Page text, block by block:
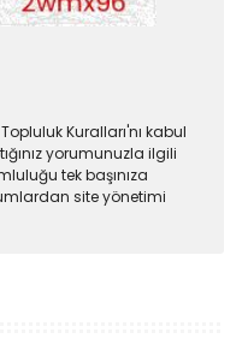
Kuralları'nı kabul
yorumunuzla ilgili
tek başınıza
site yönetimi